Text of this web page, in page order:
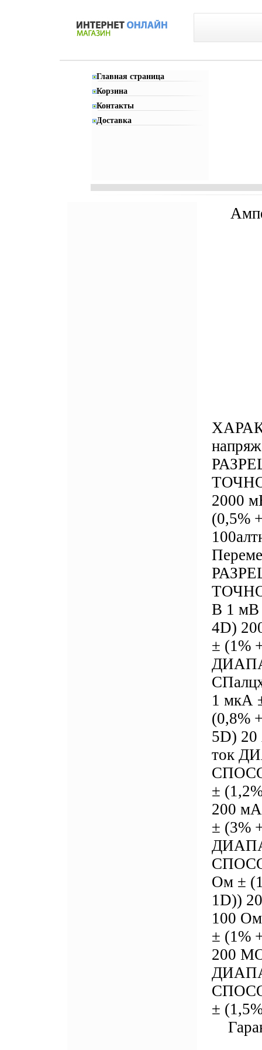
Главная страница
Корзина
Контакты
Доставка
2000
(0,5%
В 1 мВ
4D)
± (1%
1 мкА
(0,8%
5D)
ток
±
200
± (3%
Ом ±
1D))
100
± (1%
200
±